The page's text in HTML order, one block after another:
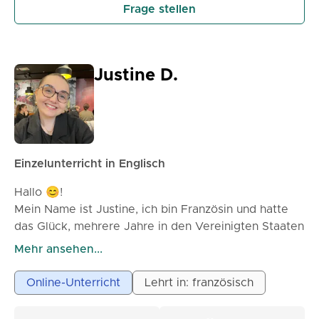
Frage stellen
Justine D.
Einzelunterricht in Englisch
Hallo 😊!
Mein Name ist Justine, ich bin Französin und hatte
das Glück, mehrere Jahre in den Vereinigten Staaten
zu leben, was mir ermöglicht hat, perfekt
Nachhilfestunden an, die auf Ihre Bedürfnisse
zugeschnitten sind: • Hilfe bei den Hausaufgaben
Mehr ansehen...
Online-Unterricht Lehrt in: französisch